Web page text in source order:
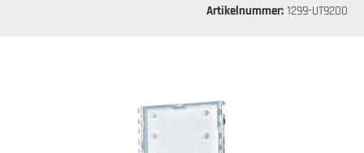
Artikelnummer: 1299-UT9200